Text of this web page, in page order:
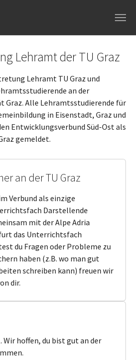
Lehramt der TU Graz
Lehramt TU Graz und
an der
Graz. Alle Lehramtsstudierende für
in Eisenstadt, Graz und
Entwicklungsverbund Süd-Ost als
gemeldet.
an der TU Graz
Verbund als einzige
Darstellende
mit der Alpe Adria
das Unterrichtsfach
du Fragen oder Probleme zu
haben (z.B. wo man gut
schreiben kann) freuen wir
dir.
hoffen, du bist gut an der